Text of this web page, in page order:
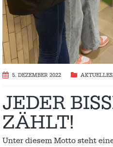
5. DEZEMBER 2022 AKTUELLES,
JEDER
ZÄHLT!
Unter diesem Motto steht